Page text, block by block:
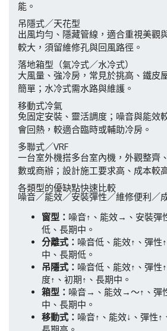
能。
吊隱式／天花型
出風均勻、隱藏管線，適合重視美觀
較大，須留維修孔與回風路徑。
落地箱型（氣冷式／水冷式）
大風量、強冷房，常見於挑高、鐵皮
簡單；水冷式需水路與維護。
移動式冷氣
免固定安裝、靈活調度；噪音與能效
會回熱，較適合臨時或輔助冷房。
多聯式／VRF
一台室外機搭多台室內機，外觀整齊
數或商辦；設計施工要求高、成本較
各類型的優缺點快速比較
噪音／能效／安裝彈性／維修便利／
窗型： 噪音↑、能效→、安裝彈
低、長期中。
分離式： 噪音低、能效↑、彈性
中、長期低。
吊隱式： 噪音低、能效↑、彈性
度↑、初期↑、長期中。
箱型： 噪音→、能效→～↑、彈
中、長期中。
移動式： 噪音↑、能效↓、彈性